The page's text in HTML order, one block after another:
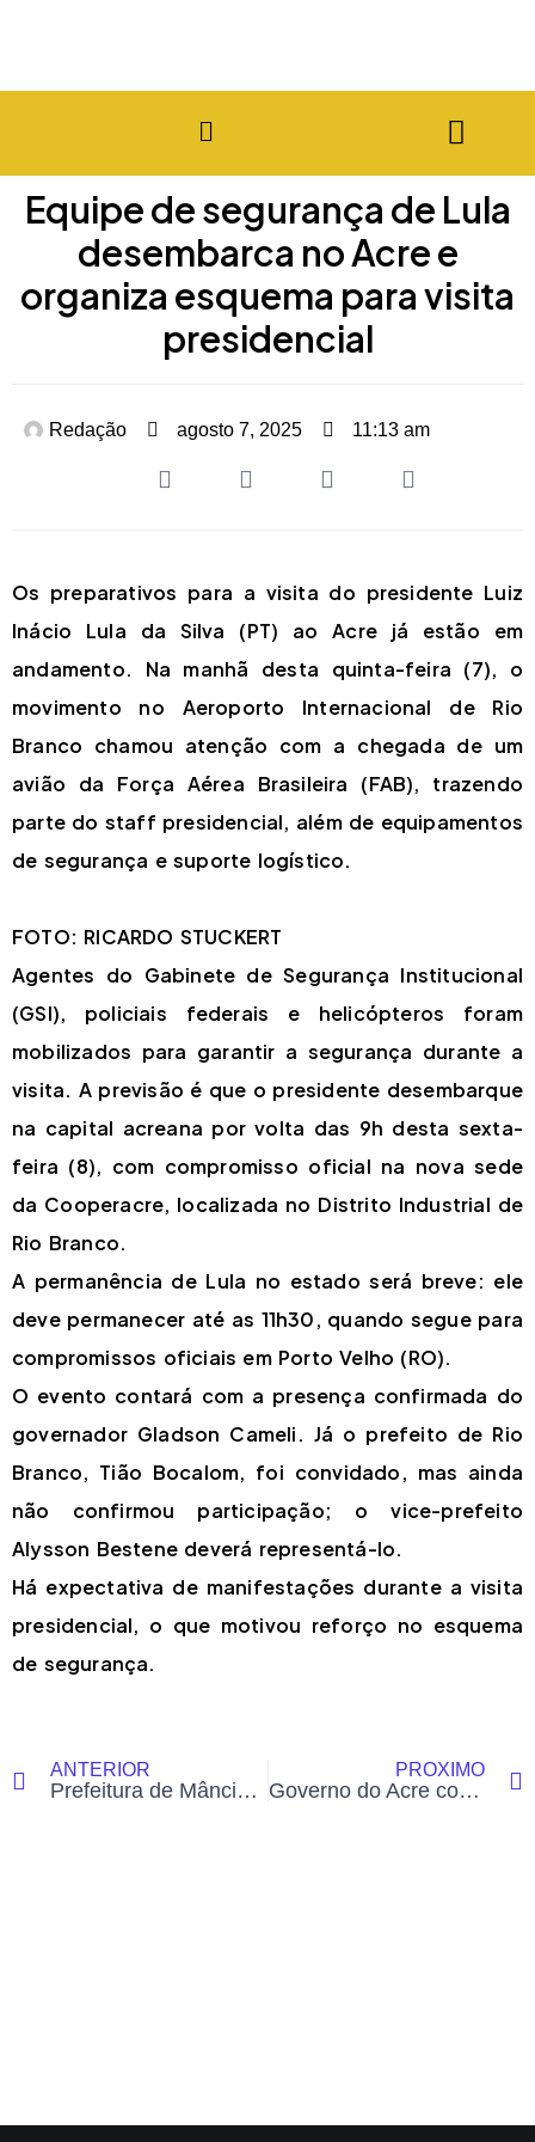
Equipe de segurança de Lula
desembarca no Acre e
organiza esquema para visita
presidencial
Redação agosto 7, 2025 11:13 am
Os preparativos para a visita do presidente Luiz
Inácio Lula da Silva (PT) ao Acre já estão em
andamento. Na manhã desta quinta-feira (7), o
movimento no Aeroporto Internacional de Rio
Branco chamou atenção com a chegada de um
avião da Força Aérea Brasileira (FAB), trazendo
parte do staff presidencial, além de equipamentos
de segurança e suporte logístico.
FOTO: RICARDO STUCKERT
Agentes do Gabinete de Segurança Institucional
(GSI), policiais federais e helicópteros foram
mobilizados para garantir a segurança durante a
visita. A previsão é que o presidente desembarque
na capital acreana por volta das 9h desta sexta-
feira (8), com compromisso oficial na nova sede
da Cooperacre, localizada no Distrito Industrial de
Rio Branco.
A permanência de Lula no estado será breve: ele
deve permanecer até as 11h30, quando segue para
compromissos oficiais em Porto Velho (RO).
O evento contará com a presença confirmada do
governador Gladson Cameli. Já o prefeito de Rio
Branco, Tião Bocalom, foi convidado, mas ainda
não confirmou participação; o vice-prefeito
Alysson Bestene deverá representá-lo.
Há expectativa de manifestações durante a visita
presidencial, o que motivou reforço no esquema
de segurança.
ANTERIOR
Prefeitura de Mâncio Lima cria novo auxílio-alimentação para servidores efetivos
PRÓXIMO
Governo do Acre convoca aprovados em seletivos para áreas da Educação